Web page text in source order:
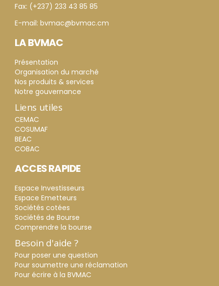
Fax: (+237) 233 43 85 85
E-mail: bvmac@bvmac.cm
LA BVMAC
Présentation
Organisation du marché
Nos produits & services
Notre gouvernance
Liens utiles
CEMAC
COSUMAF
BEAC
COBAC
ACCES RAPIDE
Espace Investisseurs
Espace Emetteurs
Sociétés cotées
Sociétés de Bourse
Comprendre la bourse
Besoin d'aide ?
Pour poser une question
Pour soumettre une réclamation
Pour écrire à la BVMAC